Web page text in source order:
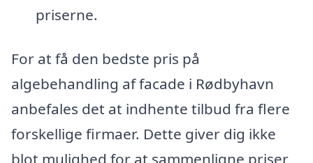
priserne.
For at få den bedste pris på
algebehandling af facade i Rødbyhavn
anbefales det at indhente tilbud fra flere
forskellige firmaer. Dette giver dig ikke
blot mulighed for at sammenligne priser,